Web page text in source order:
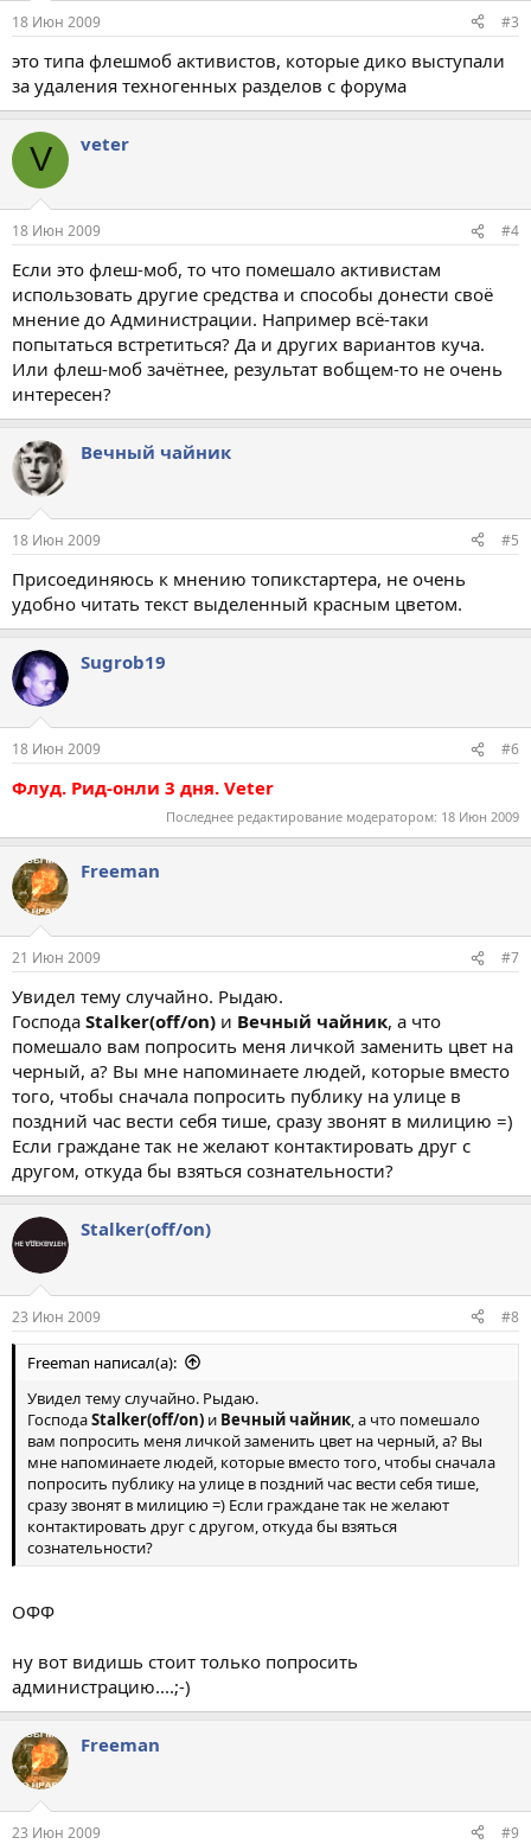
18 Июн 2009 #3
это типа флешмоб активистов, которые дико выступали
за удаления техногенных разделов с форума
V veter
18 Июн 2009 #4
Если это флеш-моб, то что помешало активистам
использовать другие средства и способы донести своё
мнение до Администрации. Например всё-таки
попытаться встретиться? Да и других вариантов куча.
Или флеш-моб зачётнее, результат вобщем-то не очень
интересен?
Вечный чайник
18 Июн 2009 #5
Присоединяюсь к мнению топикстартера, не очень
удобно читать текст выделенный красным цветом.
Sugrob19
18 Июн 2009 #6
Флуд. Рид-онли 3 дня. Veter
Последнее редактирование модератором: 18 Июн 2009
Freeman
21 Июн 2009 #7
Увидел тему случайно. Рыдаю.
Господа Stalker(off/on) и Вечный чайник, а что
помешало вам попросить меня личкой заменить цвет на
черный, а? Вы мне напоминаете людей, которые вместо
того, чтобы сначала попросить публику на улице в
поздний час вести себя тише, сразу звонят в милицию =)
Если граждане так не желают контактировать друг с
другом, откуда бы взяться сознательности?
Stalker(off/on)
23 Июн 2009 #8
Freeman написал(а):
Увидел тему случайно. Рыдаю.
ГосподаStalker(off/on) и Вечный чайник , а что помешало
вам попросить меня личкой заменить цвет на черный, а? Вы
мне напоминаете людей, которые вместо того, чтобы сначала
попросить публику на улице в поздний час вести себя тише,
сразу звонят в милицию =) Если граждане так не желают
контактировать друг с другом, откуда бы взяться
сознательности?
ОФФ
ну вот видишь стоит только попросить
администрацию....;-)
Freeman
23 Июн 2009 #9